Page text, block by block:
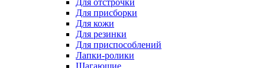
Для отстрочки
Для присборки
Для кожи
Для резинки
Для приспособлений
Лапки-ролики
Шагающие